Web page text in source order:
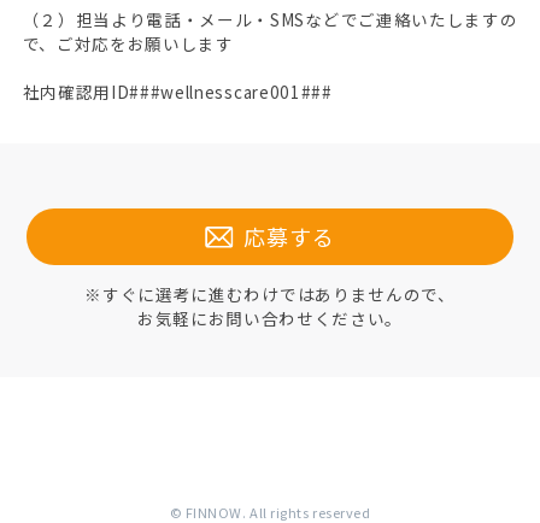
（２）担当より電話・メール・SMSなどでご連絡いたしますの
で、ご対応をお願いします
社内確認用ID###wellnesscare001###
応募する
※すぐに選考に進むわけではありませんので、
お気軽にお問い合わせください。
© FINNOW. All rights reserved